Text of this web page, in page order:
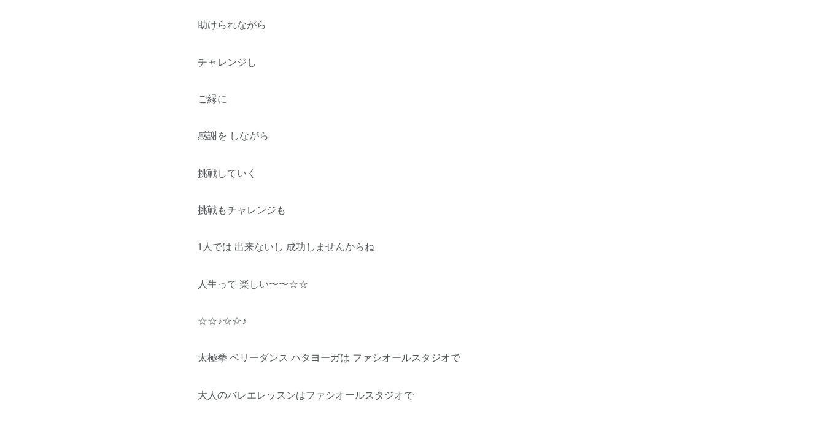
助けられながら
チャレンジし
ご縁に
感謝を しながら
挑戦していく
挑戦もチャレンジも
1人では 出来ないし 成功しませんからね
人生って 楽しい〜〜☆☆
☆☆♪☆☆♪
太極拳 ベリーダンス ハタヨーガは ファシオールスタジオで
大人のバレエレッスンはファシオールスタジオで